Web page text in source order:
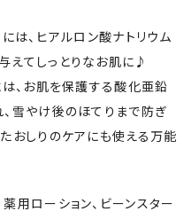
は、ヒアルロン酸ナトリウム
えてしっとりなお肌に♪
は、お肌を保護する酸化亜鉛
雪やけ後のほてりまで防ぎ
おしりのケアにも使える万能
ローション、ビーンスター